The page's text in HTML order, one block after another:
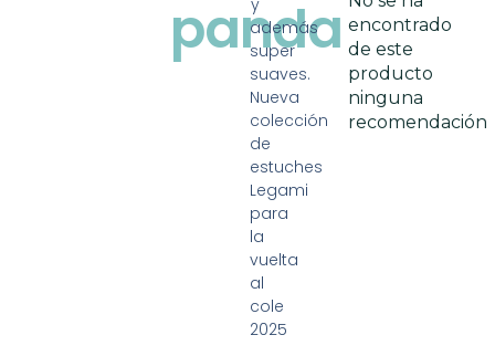
panda
y
además
super
suaves.
Nueva
colección
de
estuches
Legami
para
la
vuelta
al
cole
2025
encontrado
de este
producto
ninguna
recomendación